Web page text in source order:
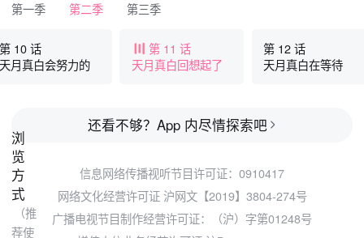
第一季
第二季 第三季
第 10 话
天月真白会努力的
第 11 话
天月真白回想起了
第 12 话
天月真白在等待
还看不够？App 内尽情探索吧
信息网络传播视听节目许可证：0910417
网络文化经营许可证 沪网文【2019】3804-274号
广播电视节目制作经营许可证：（沪）字第01248号
浏
览
方
式
（推
荐使